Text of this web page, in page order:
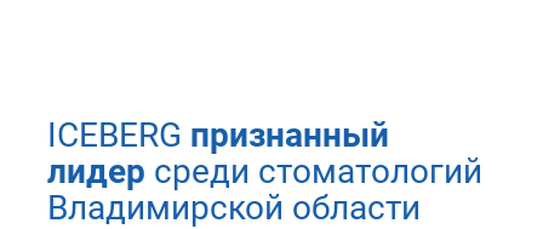
ICEBERG признанный
лидер среди стоматологий
Владимирской области